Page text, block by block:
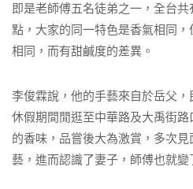
即是老師傅五名徒弟之一，全台
點，大家的同一特色是香氣相同
相同，而有甜鹹度的差異。
李俊霖說，他的手藝來自於岳父，
休假期間閒逛至中華路及大禹街
的香味，品嘗後大為激賞，多次
藝，進而認識了妻子，師傅也就變